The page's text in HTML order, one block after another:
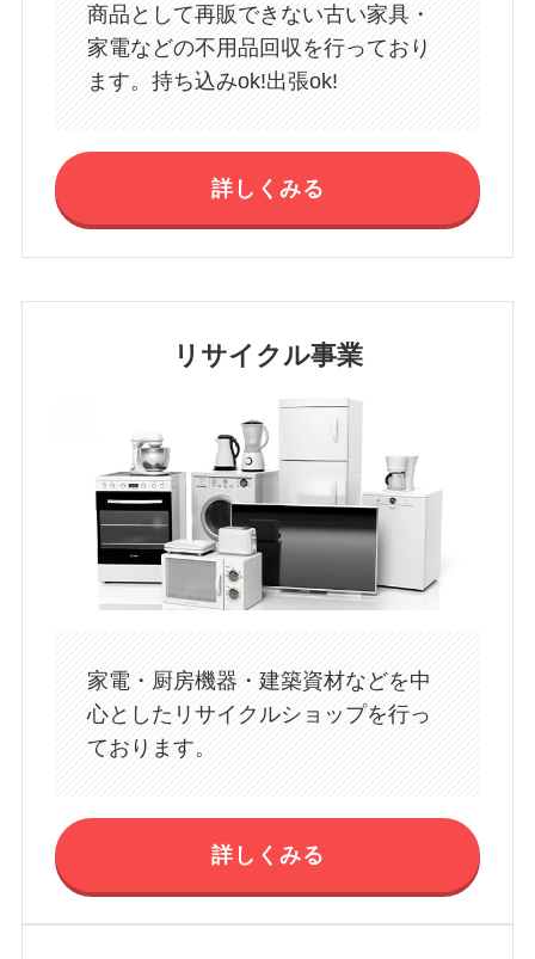
商品として再販できない古い家具・
家電などの不用品回収を行っており
ます。持ち込みok!出張ok!
詳しくみる
リサイクル事業
家電・厨房機器・建築資材などを中
心としたリサイクルショップを行っ
ております。
詳しくみる